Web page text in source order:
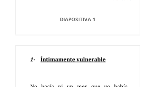
DIAPOSITIVA 1